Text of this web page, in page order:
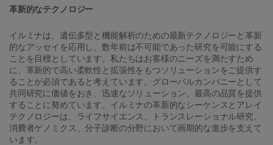
革新的なテクノロジー
イルミナは、遺伝多型と機能解析のための最新テクノロジーと革新
的なアッセイを応用し、数年前は不可能であった研究を可能にする
ことを目標としています。私たちはお客様のニーズを満たすため
に、革新的で高い柔軟性と拡張性をもつソリューションをご提供す
ることが必須であると考えています。グローバルカンパニーとして
共同研究に価値をおき、迅速なソリューション、最高の品質を提供
することに努めています。イルミナの革新的なシーケンスとアレイ
テクノロジーは、ライフサイエンス、トランスレーショナル研究、
消費者ゲノミクス、分子診断の分野において画期的な進歩を支えて
います。